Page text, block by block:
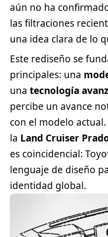
aún no ha
las filtraciones
una idea clara de lo
Este rediseño se
principales: una
una tecnología
percibe un avance
con el modelo
la Land Cruiser
es coincidencial:
lenguaje de diseño
identidad global.